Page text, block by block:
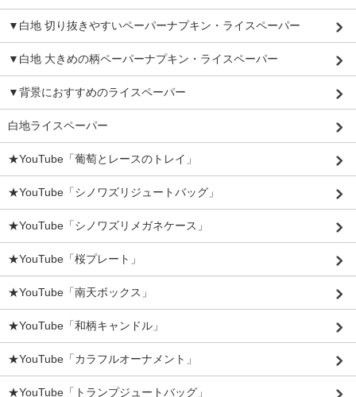
▼白地 切り抜きやすいペーパーナプキン・ライスペーパー
▼白地 大きめの柄ペーパーナプキン・ライスペーパー
▼背景におすすめのライスペーパー
白地ライスペーパー
★YouTube「葡萄とレースのトレイ」
★YouTube「シノワズリジュートバッグ」
★YouTube「シノワズリメガネケース」
★YouTube「桜プレート」
★YouTube「南天ボックス」
★YouTube「和柄キャンドル」
★YouTube「カラフルオーナメント」
★YouTube「トランプジュートバッグ」